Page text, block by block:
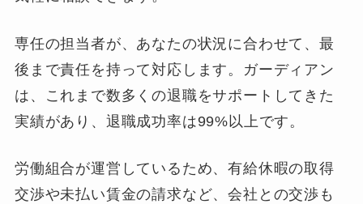
専任の担当者が、あなたの状況に合わせて、最
後まで責任を持って対応します。ガーディアン
は、これまで数多くの退職をサポートしてきた
実績があり、退職成功率は99%以上です。
労働組合が運営しているため、有給休暇の取得
交渉や未払い賃金の請求など、会社との交渉も